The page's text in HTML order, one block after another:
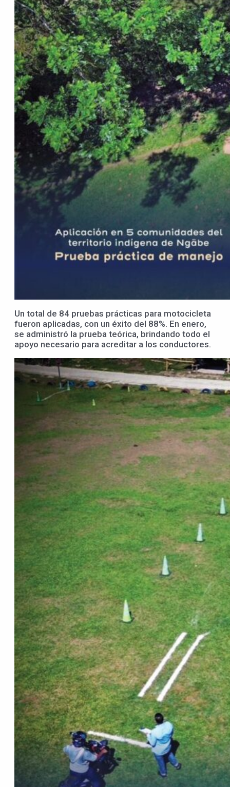
Un total de 84 pruebas prácticas para motocicleta
fueron aplicadas, con un éxito del 88%. En enero,
se administró la prueba teórica, brindando todo el
apoyo necesario para acreditar a los conductores.